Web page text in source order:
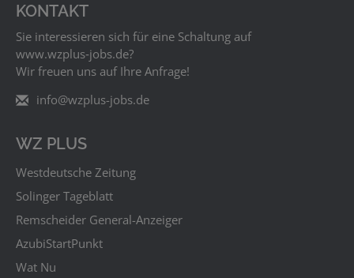
KONTAKT
Sie interessieren sich für eine Schaltung auf
www.wzplus‑jobs.de?
Wir freuen uns auf Ihre Anfrage!
info@wzplus-jobs.de
WZ PLUS
Westdeutsche Zeitung
Solinger Tageblatt
Remscheider General-Anzeiger
AzubiStartPunkt
Wat Nu